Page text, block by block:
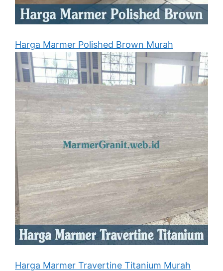
Harga Marmer Polished Brown Murah
Harga Marmer Travertine Titanium Murah